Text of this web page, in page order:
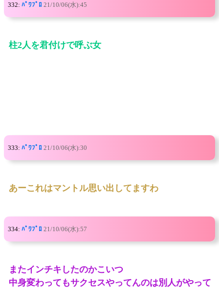
332: ﾊﾟﾜﾌﾟﾛ 21/10/06(水):45
柱2人を君付けで呼ぶ女
333: ﾊﾟﾜﾌﾟﾛ 21/10/06(水):30
あーこれはマントル思い出してますわ
334: ﾊﾟﾜﾌﾟﾛ 21/10/06(水):57
またインチキしたのかこいつ
中身変わってもサクセスやってんのは別人がやって